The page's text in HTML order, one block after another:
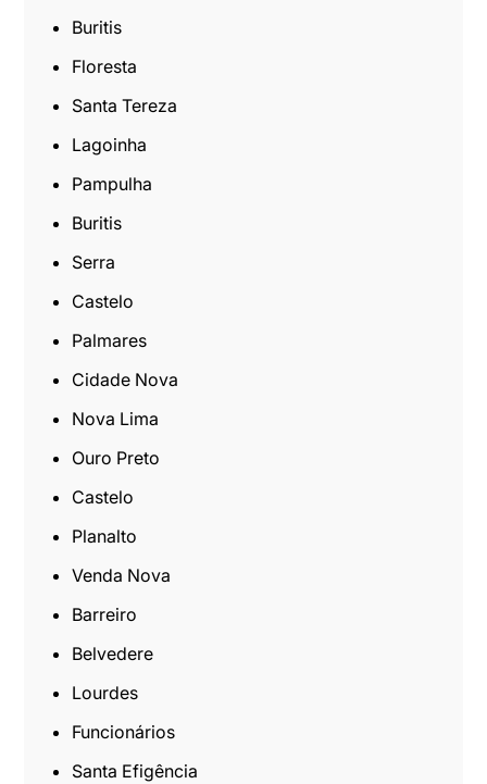
Buritis
Floresta
Santa Tereza
Lagoinha
Pampulha
Buritis
Serra
Castelo
Palmares
Cidade Nova
Nova Lima
Ouro Preto
Castelo
Planalto
Venda Nova
Barreiro
Belvedere
Lourdes
Funcionários
Santa Efigência